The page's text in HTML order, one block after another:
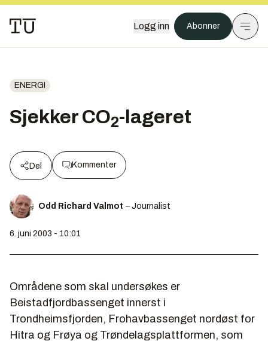
Logg inn Abonner
ENERGI
Sjekker CO2-lageret
Del Kommenter
Odd Richard Valmot – Journalist
6. juni 2003 - 10:01
Områdene som skal undersøkes er
Beistadfjordbassenget innerst i
Trondheimsfjorden, Frohavbassenget nordøst for
Hitra og Frøya og Trøndelagsplattformen, som